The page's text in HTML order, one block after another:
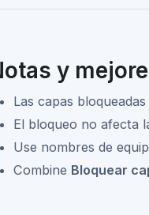
y
Las capas
El bloqueo no afecta
Use nombres de
Combine Bloquear